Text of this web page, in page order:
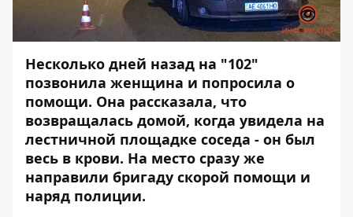
Несколько дней назад на "102"
позвонила женщина и попросила о
помощи. Она рассказала, что
возвращалась домой, когда увидела на
лестничной площадке соседа - он был
весь в крови. На место сразу же
направили бригаду скорой помощи и
наряд полиции.